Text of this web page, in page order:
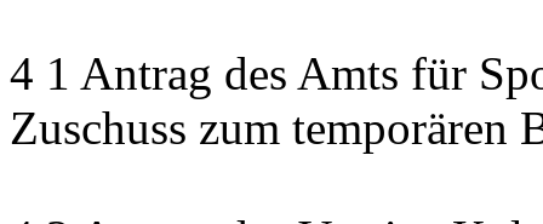
4 1 Antrag des Amts für
Zuschuss zum temporären